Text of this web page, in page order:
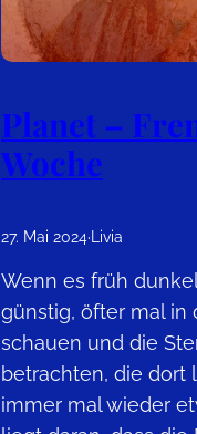
Planet –
Woche
27. Mai 2024·Livia
Wenn es früh
günstig, öfter mal in
schauen und die
betrachten, die dort
immer mal wieder